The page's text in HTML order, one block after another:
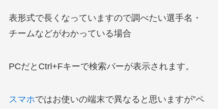
表形式で長くなっていますので調べたい選手名・
チームなどがわかっている場合
PCだとCtrl+Fキーで検索バーが表示されます。
スマホではお使いの端末で異なると思いますが”ペ